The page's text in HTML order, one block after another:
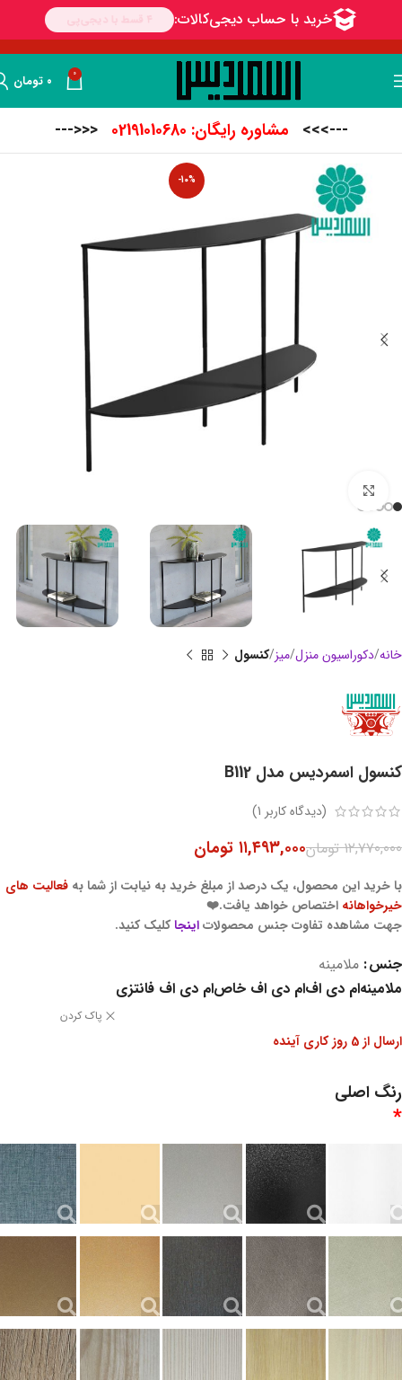
0 ۰ تومان
--->>> مشاوره رایگان: 02191010680 <<<---
-10%
خانه دکوراسیون منزل میز کنسول
کنسول اسمردیس مدل B112
(دیدگاه کاربر 1
)
۱۲,۷۷۰,۰۰۰تومان۱۱,۴۹۳,۰۰۰ تومان
با خرید این محصول، یک درصد از مبلغ خرید به نیابت از شما به فعالیت های
خیرخواهانه اختصاص خواهد یافت.❤️
جهت مشاهده تفاوت جنس محصولاتاینجا کلیک کنید.
جنس ملامینه
ملامینهام دی افام دی اف خاصام دی اف فانتزی
پاک کردن
ارسال از 5 روز کاری آینده
رنگ اصلی
*